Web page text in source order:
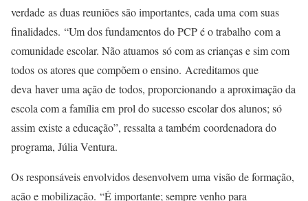
verdade as duas reuniões são importantes, cada uma com suas
finalidades. “Um dos fundamentos do PCP é o trabalho com a
comunidade escolar. Não atuamos só com as crianças e sim com
todos os atores que compõem o ensino. Acreditamos que
deva haver uma ação de todos, proporcionando a aproximação da
escola com a família em prol do sucesso escolar dos alunos; só
assim existe a educação”, ressalta a também coordenadora do
programa, Júlia Ventura.
Os responsáveis envolvidos desenvolvem uma visão de formação,
ação e mobilização. “É importante; sempre venho para